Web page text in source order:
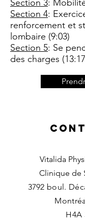
Section 3:
Section 4:
renforcement et
lombaire (9:03)
Section 5: Se
des charges
Vitalida
Clinique de
3792 boul.
H4A